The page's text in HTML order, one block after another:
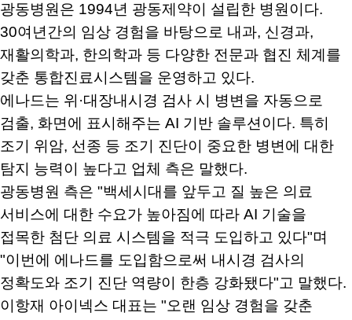
광동병원은 1994년 광동제약이 설립한 병원이다.
30여년간의 임상 경험을 바탕으로 내과, 신경과,
재활의학과, 한의학과 등 다양한 전문과 협진 체계를
갖춘 통합진료시스템을 운영하고 있다.
에나드는 위·대장내시경 검사 시 병변을 자동으로
검출, 화면에 표시해주는 AI 기반 솔루션이다. 특히
조기 위암, 선종 등 조기 진단이 중요한 병변에 대한
탐지 능력이 높다고 업체 측은 말했다.
광동병원 측은 "백세시대를 앞두고 질 높은 의료
서비스에 대한 수요가 높아짐에 따라 AI 기술을
접목한 첨단 의료 시스템을 적극 도입하고 있다"며
"이번에 에나드를 도입함으로써 내시경 검사의
정확도와 조기 진단 역량이 한층 강화됐다"고 말했다.
이항재 아이넥스 대표는 "오랜 임상 경험을 갖춘